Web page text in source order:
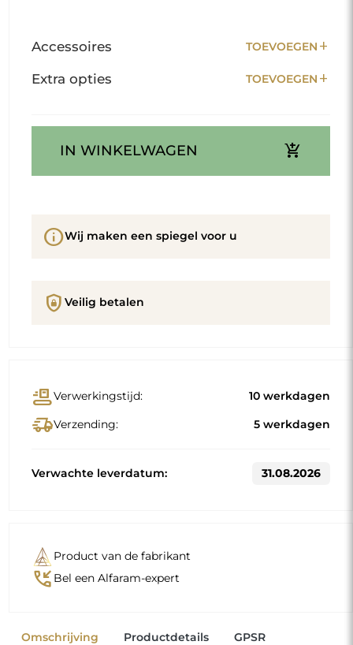
Accessoires TOEVOEGEN add
Extra opties TOEVOEGEN add
IN WINKELWAGEN add_shopping_cart
infoWij maken een spiegel voor u
shield_lock Veilig betalen
conveyor_beltVerwerkingstijd: 10 werkdagen
delivery_truck_speedVerzending: 5 werkdagen
Verwachte leverdatum: 31.08.2026
Product van de fabrikant
phone_callback Bel een Alfaram-expert
Omschrijving Productdetails GPSR